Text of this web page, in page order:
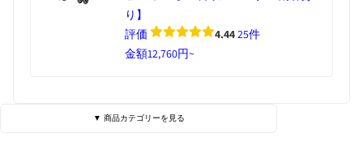
り】
評価
4.4425件
金額12,760円~
▼ 商品カテゴリーを見る